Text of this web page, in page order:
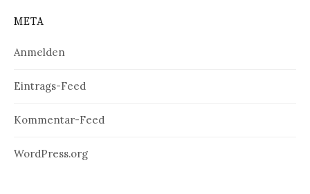
META
Anmelden
Eintrags-Feed
Kommentar-Feed
WordPress.org